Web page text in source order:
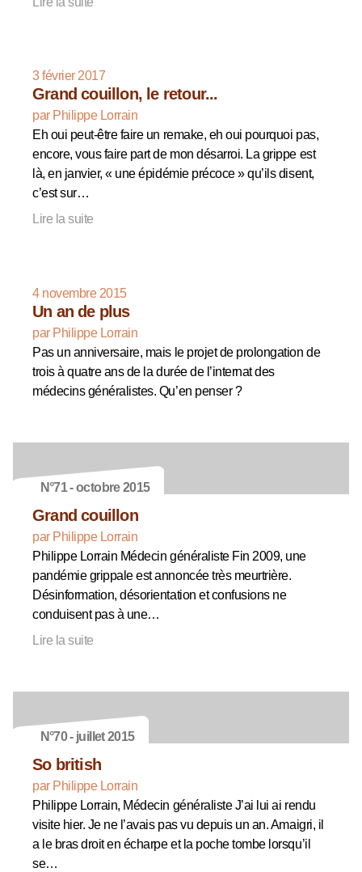
3 février 2017
Grand couillon, le retour...
par Philippe Lorrain
Eh oui peut-être faire un remake, eh oui pourquoi pas,
encore, vous faire part de mon désarroi. La grippe est
là, en janvier, « une épidémie précoce » qu’ils disent,
c’est sur…
Lire la suite
4 novembre 2015
Un an de plus
par Philippe Lorrain
Pas un anniversaire, mais le projet de prolongation de
trois à quatre ans de la durée de l’internat des
médecins généralistes. Qu’en penser ?
N°71 - octobre 2015
Grand couillon
par Philippe Lorrain
Philippe Lorrain Médecin généraliste Fin 2009, une
pandémie grippale est annoncée très meurtrière.
Désinformation, désorientation et confusions ne
conduisent pas à une…
Lire la suite
N°70 - juillet 2015
So british
par Philippe Lorrain
Philippe Lorrain, Médecin généraliste J’ai lui ai rendu
visite hier. Je ne l’avais pas vu depuis un an. Amaigri, il
a le bras droit en écharpe et la poche tombe lorsqu’il
se…